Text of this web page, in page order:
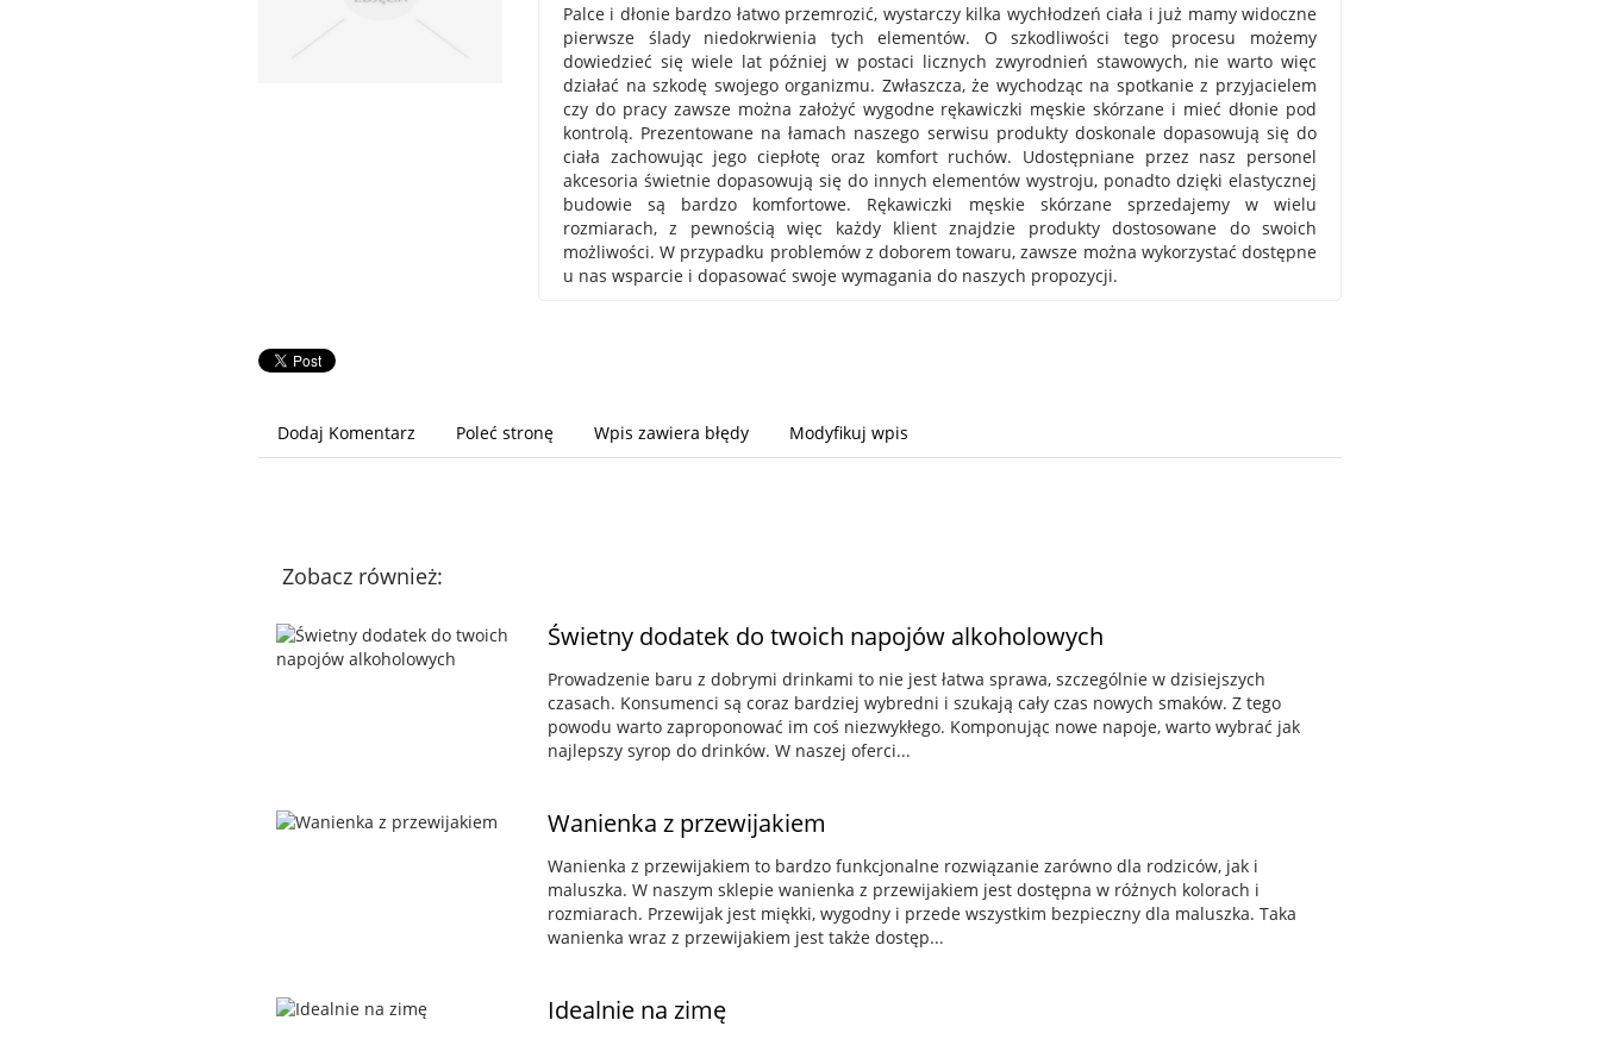
Palce i dłonie bardzo łatwo przemrozić, wystarczy kilka wychłodzeń ciała i już mamy widoczne
pierwsze ślady niedokrwienia tych elementów. O szkodliwości tego procesu możemy
dowiedzieć się wiele lat później w postaci licznych zwyrodnień stawowych, nie warto więc
działać na szkodę swojego organizmu. Zwłaszcza, że wychodząc na spotkanie z przyjacielem
czy do pracy zawsze można założyć wygodne rękawiczki męskie skórzane i mieć dłonie pod
kontrolą. Prezentowane na łamach naszego serwisu produkty doskonale dopasowują się do
ciała zachowując jego ciepłotę oraz komfort ruchów. Udostępniane przez nasz personel
akcesoria świetnie dopasowują się do innych elementów wystroju, ponadto dzięki elastycznej
budowie są bardzo komfortowe. Rękawiczki męskie skórzane sprzedajemy w wielu
rozmiarach, z pewnością więc każdy klient znajdzie produkty dostosowane do swoich
możliwości. W przypadku problemów z doborem towaru, zawsze można wykorzystać dostępne
u nas wsparcie i dopasować swoje wymagania do naszych propozycji.
Dodaj Komentarz Poleć stronę Wpis zawiera błędy Modyfikuj wpis
Zobacz również:
Świetny dodatek do twoich napojów alkoholowych
Prowadzenie baru z dobrymi drinkami to nie jest łatwa sprawa, szczególnie w dzisiejszych
czasach. Konsumenci są coraz bardziej wybredni i szukają cały czas nowych smaków. Z tego
powodu warto zaproponować im coś niezwykłego. Komponując nowe napoje, warto wybrać jak
najlepszy syrop do drinków. W naszej oferci...
Wanienka z przewijakiem
Wanienka z przewijakiem to bardzo funkcjonalne rozwiązanie zarówno dla rodziców, jak i
maluszka. W naszym sklepie wanienka z przewijakiem jest dostępna w różnych kolorach i
rozmiarach. Przewijak jest miękki, wygodny i przede wszystkim bezpieczny dla maluszka. Taka
wanienka wraz z przewijakiem jest także dostęp...
Idealnie na zimę